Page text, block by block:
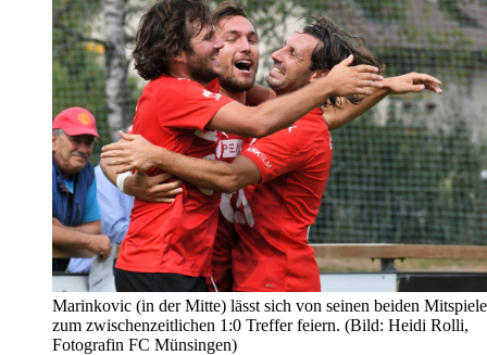
Marinkovic (in der Mitte) lässt sich von seinen beiden
zum zwischenzeitlichen 1:0 Treffer feiern. (Bild: Heidi Rolli,
Fotografin FC Münsingen)